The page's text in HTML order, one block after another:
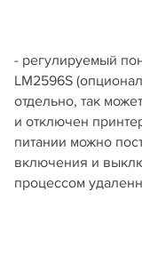
- регулируемый
LM2596S
отдельно, так
и отключен
питании можно
включения и
процессом